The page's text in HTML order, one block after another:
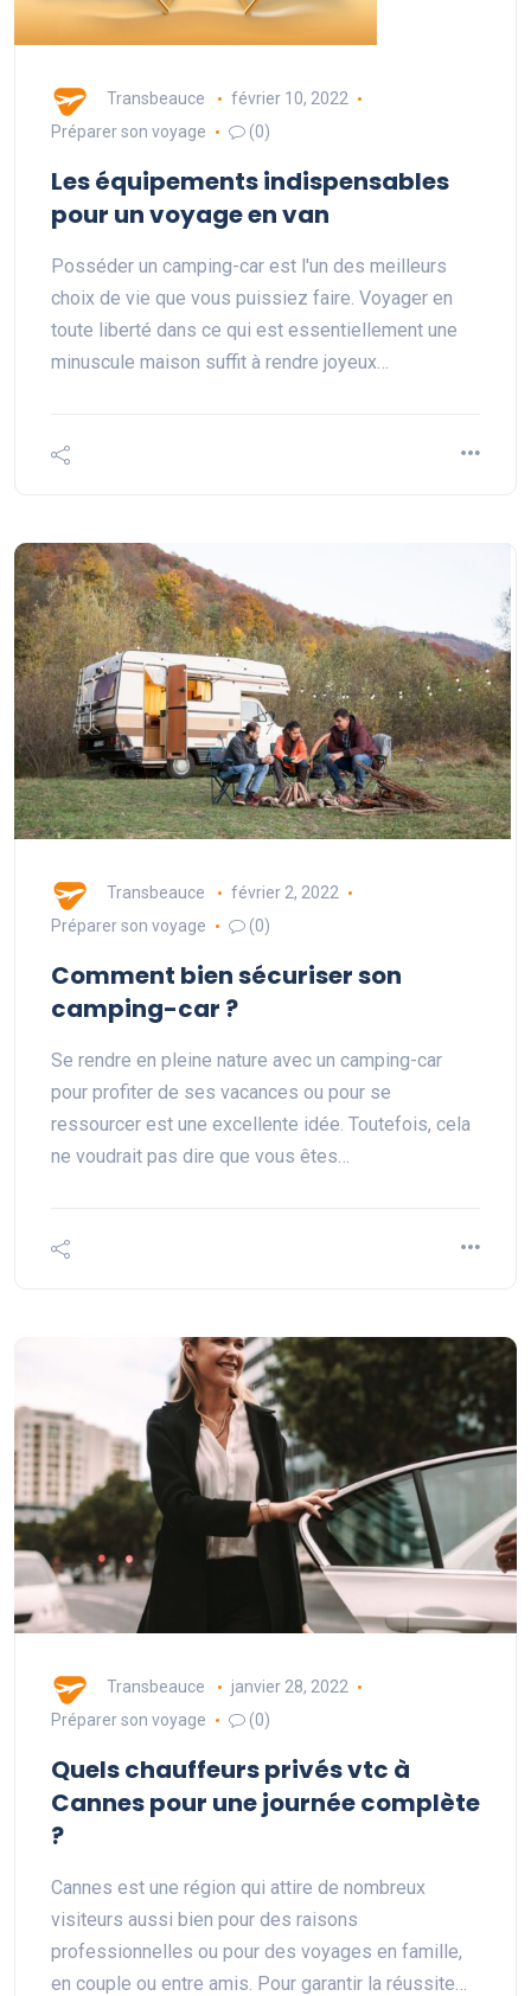
Transbeauce
février 10, 2022
Préparer son voyage
(0)
Les équipements indispensables
pour un voyage en van
Posséder un camping-car est l'un des meilleurs
choix de vie que vous puissiez faire. Voyager en
toute liberté dans ce qui est essentiellement une
minuscule maison suffit à rendre joyeux…
Transbeauce
février 2, 2022
Préparer son voyage
(0)
Comment bien sécuriser son
camping-car ?
Se rendre en pleine nature avec un camping-car
pour profiter de ses vacances ou pour se
ressourcer est une excellente idée. Toutefois, cela
ne voudrait pas dire que vous êtes…
Transbeauce
janvier 28, 2022
Préparer son voyage
(0)
Quels chauffeurs privés vtc à
Cannes pour une journée complète
?
Cannes est une région qui attire de nombreux
visiteurs aussi bien pour des raisons
professionnelles ou pour des voyages en famille,
en couple ou entre amis. Pour garantir la réussite…